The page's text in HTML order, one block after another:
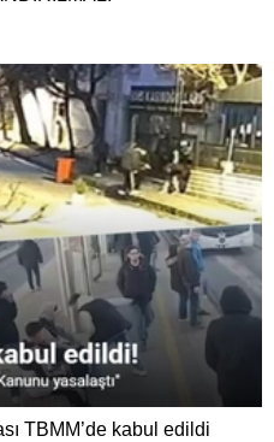
TBMM’de kabul edildi